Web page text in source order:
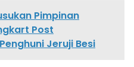
Pimpinan
Post
Jeruji Besi